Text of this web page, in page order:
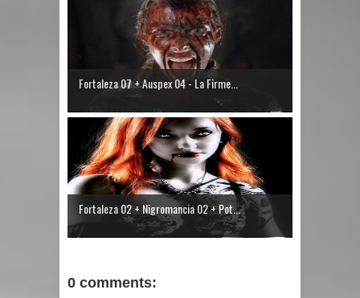
Fortaleza 07 + Auspex 04 - La Firme...
Fortaleza 02 + Nigromancia 02 + Pot...
0 comments: